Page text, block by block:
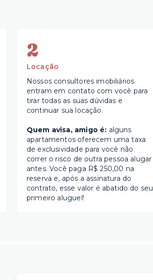
2
Locação
Nossos consultores imobiliários
entram em contato com você para
tirar todas as suas dúvidas e
continuar sua locação.
Quem avisa, amigo é: alguns
apartamentos oferecem uma taxa
de exclusividade para você não
correr o risco de outra pessoa alugar
antes. Você paga R$ 250,00 na
reserva e, após a assinatura do
contrato, esse valor é abatido do seu
primeiro aluguel!